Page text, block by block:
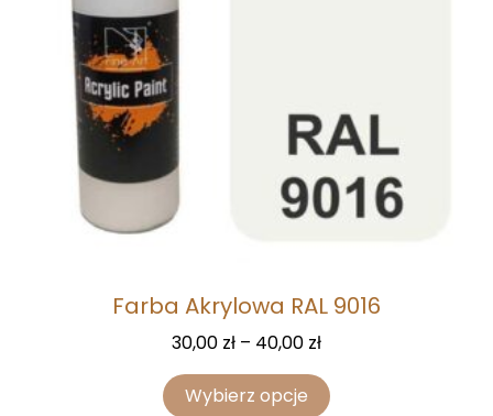
Farba Akrylowa RAL 9016
30,00 zł – 40,00 zł
Wybierz opcje